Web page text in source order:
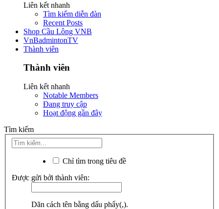
Liên kết nhanh
Tìm kiếm diễn đàn
Recent Posts
Shop Cầu Lông VNB
VnBadmintonTV
Thành viên
Thành viên
Liên kết nhanh
Notable Members
Đang truy cập
Hoạt động gần đây
Tìm kiếm
Chỉ tìm trong tiêu đề
Được gửi bởi thành viên:
Dãn cách tên bằng dấu phẩy(,).